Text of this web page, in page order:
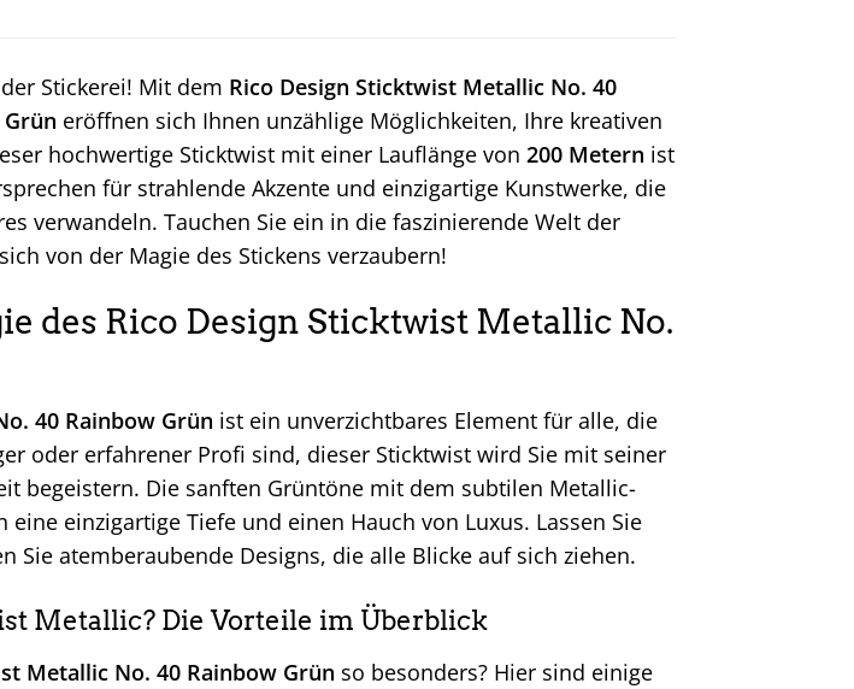
Stickerei! Mit dem Rico Design Sticktwist Metallic No. 40
Grün eröffnen sich Ihnen unzählige Möglichkeiten, Ihre kreativen
hochwertige Sticktwist mit einer Lauflänge von 200 Metern ist
für strahlende Akzente und einzigartige Kunstwerke, die
verwandeln. Tauchen Sie ein in die faszinierende Welt der
von der Magie des Stickens verzaubern!
des Rico Design Sticktwist Metallic No.
40 Rainbow Grün ist ein unverzichtbares Element für alle, die
oder erfahrener Profi sind, dieser Sticktwist wird Sie mit seiner
begeistern. Die sanften Grüntöne mit dem subtilen Metallic-
einzigartige Tiefe und einen Hauch von Luxus. Lassen Sie
Sie atemberaubende Designs, die alle Blicke auf sich ziehen.
Metallic? Die Vorteile im Überblick
Metallic No. 40 Rainbow Grün so besonders? Hier sind einige